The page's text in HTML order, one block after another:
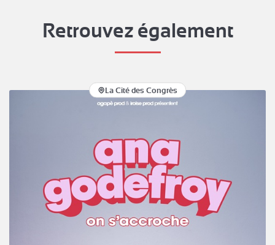
Retrouvez également
La Cité des Congrès